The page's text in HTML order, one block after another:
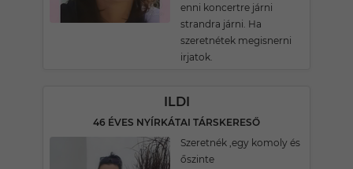
enni koncertre járni
strandra járni. Ha
szeretnétek megisnerni
irjatok.
ILDI
46 ÉVES NYÍRKÁTAI TÁRSKERESŐ
Szeretnék ,egy komoly és
őszinte